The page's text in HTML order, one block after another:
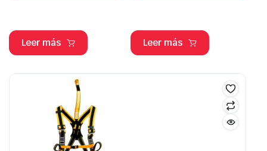
Leer más Leer más